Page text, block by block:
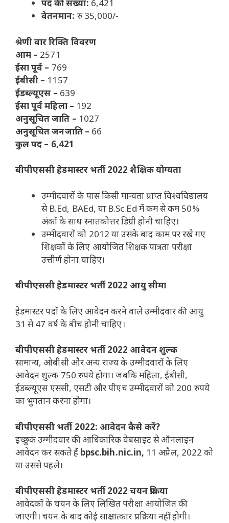
पद की संख्या: 6,421
वेतनमान: रु 35,000/-
श्रेणी वार रिक्ति विवरण
आम – 2571
ईसा पूर्व – 769
ईबीसी – 1157
ईडब्ल्यूएस – 639
ईसा पूर्व महिला – 192
अनुसूचित जाति – 1027
अनुसूचित जनजाति – 66
कुल पद – 6,421
बीपीएससी हेडमास्टर भर्ती 2022 शैक्षिक योग्यता
उम्मीदवारों के पास किसी मान्यता प्राप्त विश्वविद्यालय
से B.Ed, BAEd, या B.Sc.Ed में कम से कम 50%
अंकों के साथ स्नातकोत्तर डिग्री होनी चाहिए।
उम्मीदवारों को 2012 या उसके बाद काम पर रखे गए
शिक्षकों के लिए आयोजित शिक्षक पात्रता परीक्षा
उत्तीर्ण होना चाहिए।
बीपीएससी हेडमास्टर भर्ती 2022 आयु सीमा
हेडमास्टर पदों के लिए आवेदन करने वाले उम्मीदवार की आयु
31 से 47 वर्ष के बीच होनी चाहिए।
बीपीएससी हेडमास्टर भर्ती 2022 आवेदन शुल्क
सामान्य, ओबीसी और अन्य राज्य के उम्मीदवारों के लिए
आवेदन शुल्क 750 रुपये होगा। जबकि महिला, ईबीसी,
ईडब्ल्यूएस एससी, एसटी और पीएच उम्मीदवारों को 200 रुपये
का भुगतान करना होगा।
बीपीएससी भर्ती 2022: आवेदन कैसे करें?
इच्छुक उम्मीदवार की आधिकारिक वेबसाइट से ऑनलाइन
आवेदन कर सकते हैं bpsc.bih.nic.in, 11 अप्रैल, 2022 को
या उससे पहले।
बीपीएससी हेडमास्टर भर्ती 2022 चयन प्रक्रिया
आवेदकों के चयन के लिए लिखित परीक्षा आयोजित की
जाएगी। चयन के बाद कोई साक्षात्कार प्रक्रिया नहीं होगी।